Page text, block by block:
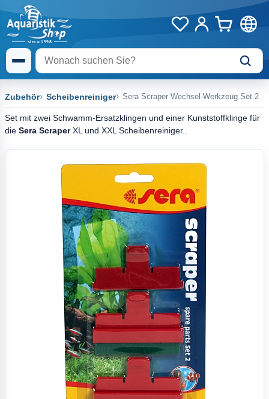
Zubehör Scheibenreiniger Sera Scraper Wechsel-Werkzeug Set 2
Set mit zwei Schwamm-Ersatzklingen und einer Kunststoffklinge für
die Sera ScraperXL und XXL Scheibenreiniger..